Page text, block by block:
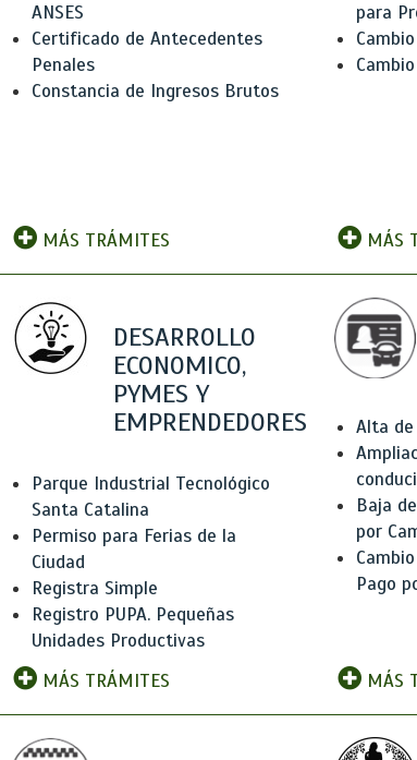
ANSES
Certificado de Antecedentes
Penales
Constancia de Ingresos Brutos
MÁS TRÁMITES
para
MÁS
DESARROLLO
ECONOMICO,
PYMES Y
EMPRENDEDORES
Parque Industrial Tecnológico
Santa Catalina
Permiso para Ferias de la
Ciudad
Registra Simple
Registro PUPA. Pequeñas
Unidades Productivas
MÁS TRÁMITES
Alta
Baja
por
Pago
MÁS